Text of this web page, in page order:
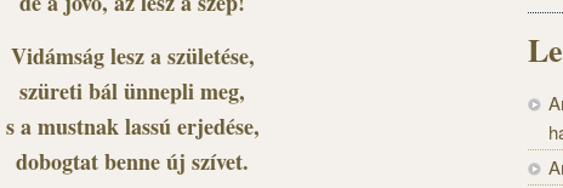
Vidámság lesz a születése,
szüreti bál ünnepli meg,
s a mustnak lassú erjedése,
dobogtat benne új szívet.